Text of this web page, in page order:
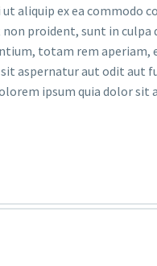
aliquip ex ea commodo
proident, sunt in
totam rem aperiam,
aspernatur aut odit aut
ipsum quia dolor sit